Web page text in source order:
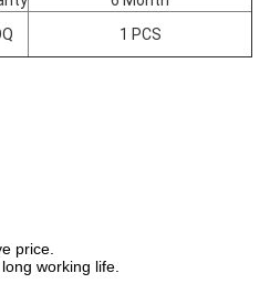
1 PCS
price.
working life.